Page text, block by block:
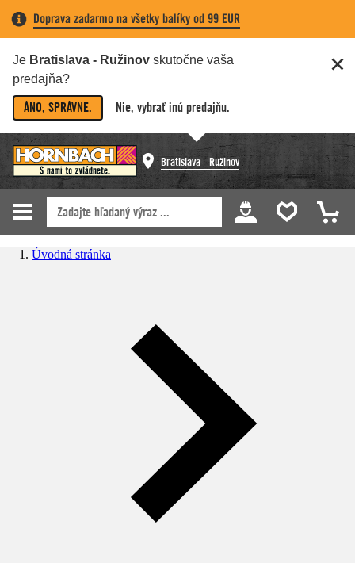
Doprava zadarmo na všetky balíky od 99 EUR
Je Bratislava - Ružinov skutočne vaša
predajňa?
ÁNO, SPRÁVNE. Nie, vybrať inú predajňu.
Bratislava - Ružinov
Úvodná stránka